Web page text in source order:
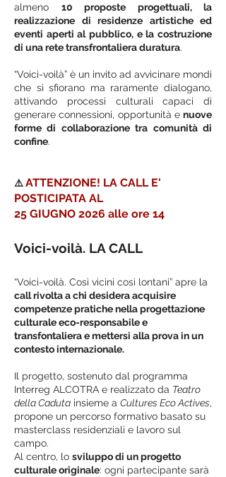
almeno 10 proposte progettuali, la
realizzazione di residenze artistiche ed
eventi aperti al pubblico, e la costruzione
di una rete transfrontaliera duratura.
“Voici-voilà” è un invito ad avvicinare mondi
che si sfiorano ma raramente dialogano,
attivando processi culturali capaci di
generare connessioni, opportunità e nuove
forme di collaborazione tra comunità di
confine.
⚠️ATTENZIONE! LA CALL E'
POSTICIPATA AL
25 GIUGNO 2026 alle ore 14
Voici-voilà. LA CALL
“Voici-voilà. Così vicini così lontani” apre la
call rivolta a chi desidera acquisire
competenze pratiche nella progettazione
culturale eco-responsabile e
transfontaliera e mettersi alla prova in un
contesto internazionale.
Il progetto, sostenuto dal programma
Interreg ALCOTRA e realizzato da Teatro
della Caduta insieme a Cultures Eco Actives,
propone un percorso formativo basato su
masterclass residenziali e lavoro sul
campo.
Al centro, lo sviluppo di un progetto
culturale originale: ogni partecipante sarà